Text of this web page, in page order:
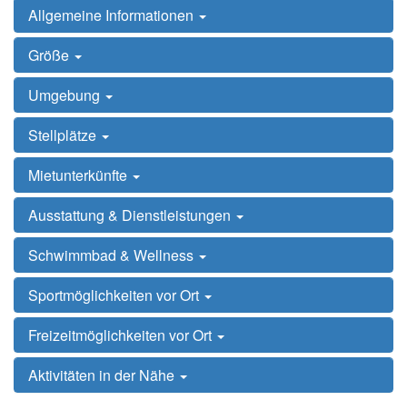
Allgemeine Informationen
Größe
Umgebung
Stellplätze
Mietunterkünfte
Ausstattung & Dienstleistungen
Schwimmbad & Wellness
Sportmöglichkeiten vor Ort
Freizeitmöglichkeiten vor Ort
Aktivitäten in der Nähe